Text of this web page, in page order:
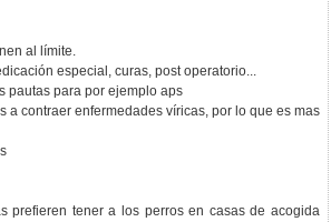
al límite.
especial, curas, post operatorio...
pautas para por ejemplo aps
a contraer enfermedades víricas, por lo que es mas
prefieren tener a los perros en casas de acogida